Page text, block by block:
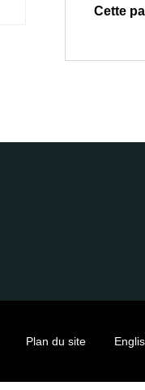
Cette
Plan du site